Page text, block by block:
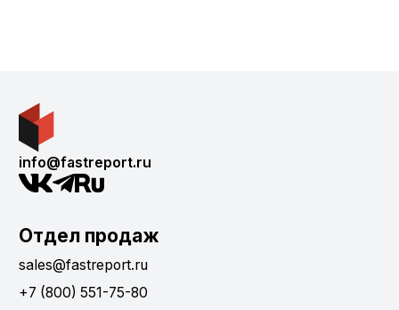
info@fastreport.ru
Отдел продаж
sales@fastreport.ru
+7 (800) 551-75-80